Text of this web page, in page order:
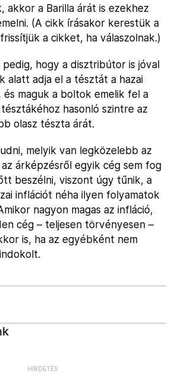
akkor a Barilla árát is ezekhez
(A cikk írásakor kerestük a
a cikket, ha válaszolnak.)
pedig, hogy a disztribútor is jóval
alatt adja el a tésztát a hazai
és maguk a boltok emelik fel a
hasonló szintre az
olasz tészta árát.
melyik van legközelebb az
árképzésről egyik cég sem fog
beszélni, viszont úgy tűnik, a
inflációt néha ilyen folyamatok
nagyon magas az infláció,
cég – teljesen törvényesen –
is, ha az egyébként nem